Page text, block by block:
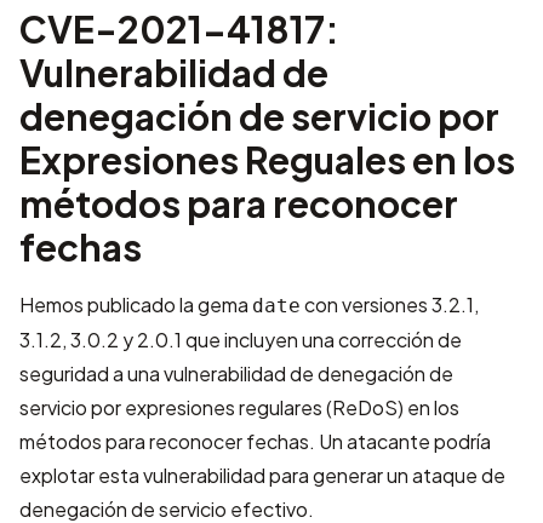
CVE-2021-41817:
Vulnerabilidad de
denegación de servicio por
Expresiones Reguales en los
métodos para reconocer
fechas
Hemos publicado la gema date con versiones 3.2.1,
3.1.2, 3.0.2 y 2.0.1 que incluyen una corrección de
seguridad a una vulnerabilidad de denegación de
servicio por expresiones regulares (ReDoS) en los
métodos para reconocer fechas. Un atacante podría
explotar esta vulnerabilidad para generar un ataque de
denegación de servicio efectivo.